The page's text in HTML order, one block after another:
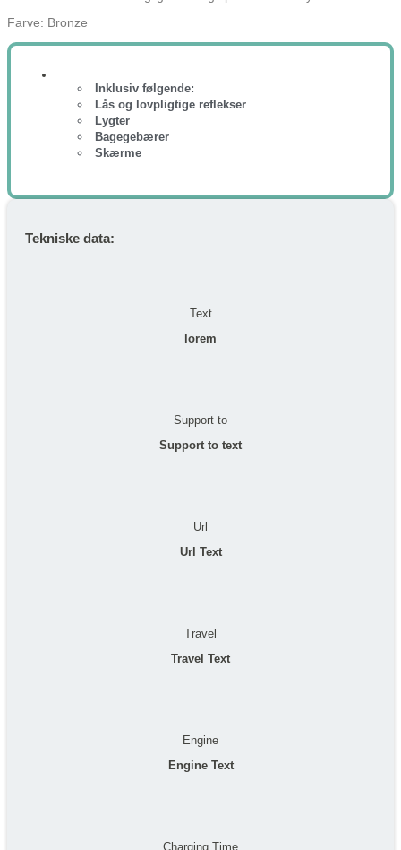
Farve: Bronze
Inklusiv følgende:
Lås og lovpligtige reflekser
Lygter
Bagegebærer
Skærme
Tekniske data:
Text
lorem
Support to
Support to text
Url
Url Text
Travel
Travel Text
Engine
Engine Text
Charging Time